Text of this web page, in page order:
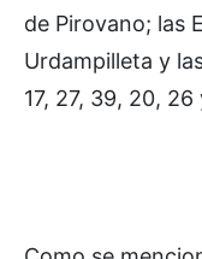
de Pirovano; las
Urdampilleta y
17, 27, 39, 20, 26